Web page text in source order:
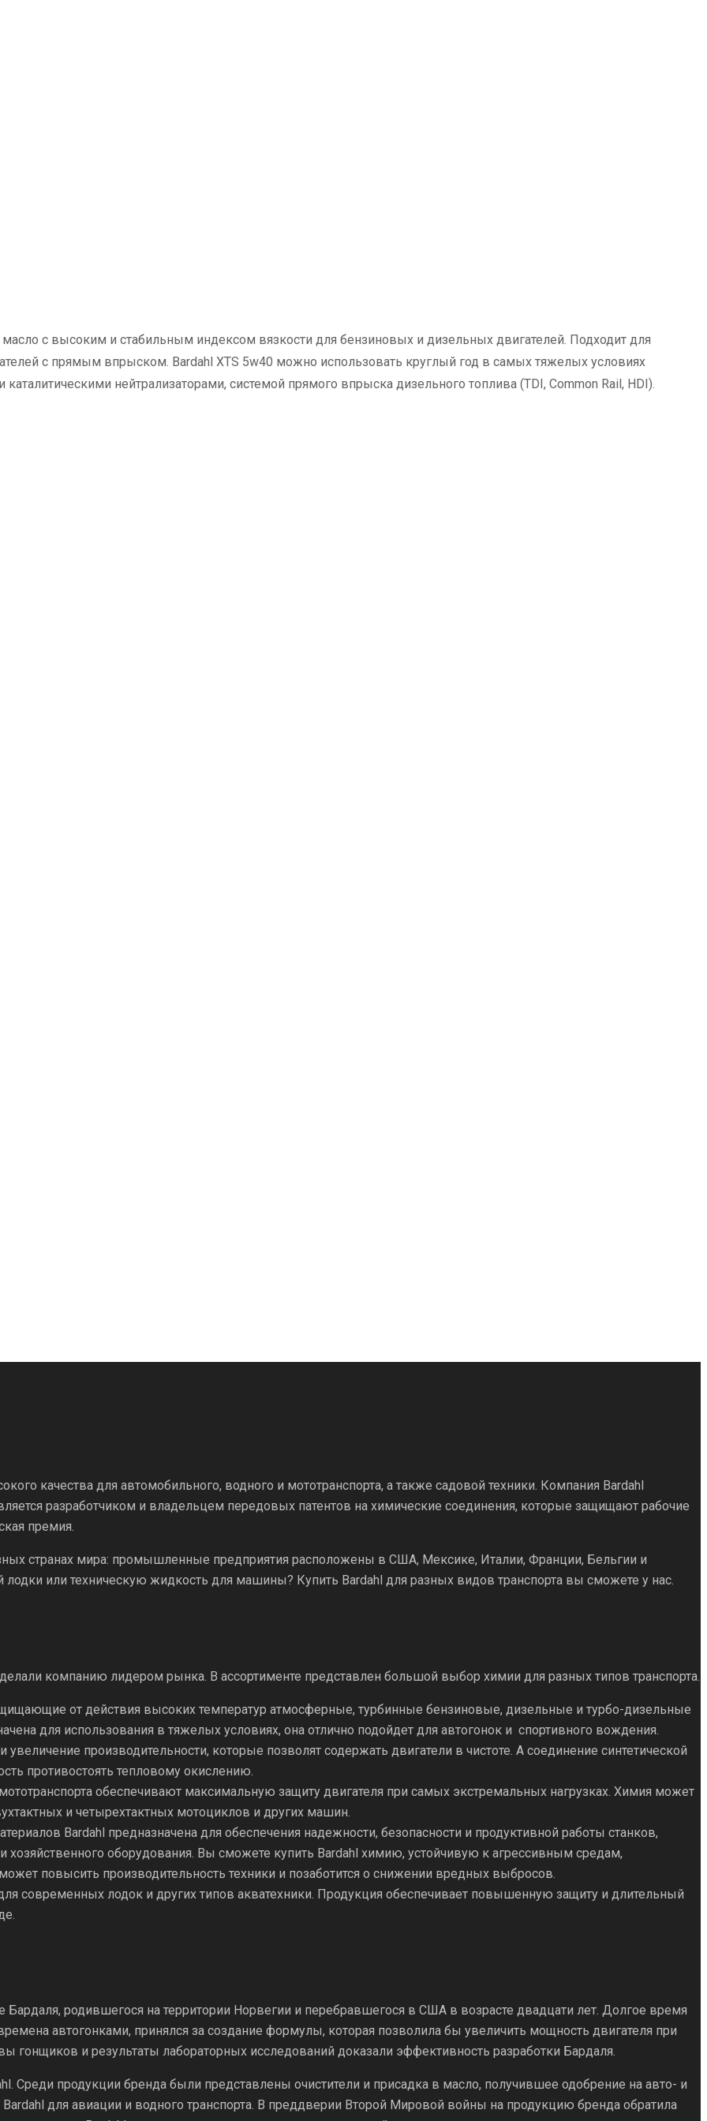
с высоким и стабильным индексом вязкости для бензиновых и дизельных двигателей. Подходит для
с прямым впрыском. Bardahl XTS 5w40 можно использовать круглый год в самых тяжелых условиях
нейтрализаторами, системой прямого впрыска дизельного топлива (TDI, Common Rail, HDI).
качества для автомобильного, водного и мототранспорта, а также садовой техники. Компания Bardahl
разработчиком и владельцем передовых патентов на химические соединения, которые защищают рабочие
премия.
странах мира: промышленные предприятия расположены в США, Мексике, Италии, Франции, Бельгии и
или техническую жидкость для машины? Купить Bardahl для разных видов транспорта вы сможете у нас.
компанию лидером рынка. В ассортименте представлен большой выбор химии для разных типов транспорта.
от действия высоких температур атмосферные, турбинные бензиновые, дизельные и турбо-дизельные
для использования в тяжелых условиях, она отлично подойдет для автогонок и спортивного вождения.
производительности, которые позволят содержать двигатели в чистоте. А соединение синтетической
противостоять тепловому окислению.
обеспечивают максимальную защиту двигателя при самых экстремальных нагрузках. Химия может
и четырехтактных мотоциклов и других машин.
Bardahl предназначена для обеспечения надежности, безопасности и продуктивной работы станков,
оборудования. Вы сможете купить Bardahl химию, устойчивую к агрессивным средам,
повысить производительность техники и позаботится о снижении вредных выбросов.
современных лодок и других типов акватехники. Продукция обеспечивает повышенную защиту и длительный
Бардаля, родившегося на территории Норвегии и перебравшегося в США в возрасте двадцати лет. Долгое время
автогонками, принялся за создание формулы, которая позволила бы увеличить мощность двигателя при
гонщиков и результаты лабораторных исследований доказали эффективность разработки Бардаля.
Среди продукции бренда были представлены очистители и присадка в масло, получившее одобрение на авто- и
для авиации и водного транспорта. В преддверии Второй Мировой войны на продукцию бренда обратила